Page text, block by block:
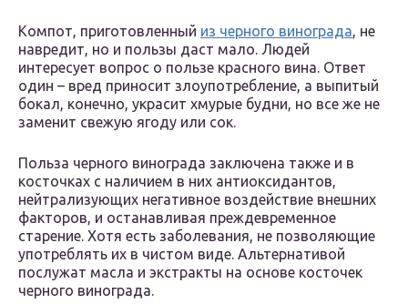
Компот, приготовленный из черного винограда, не
навредит, но и пользы даст мало. Людей
интересует вопрос о пользе красного вина. Ответ
один – вред приносит злоупотребление, а выпитый
бокал, конечно, украсит хмурые будни, но все же не
заменит свежую ягоду или сок.
Польза черного винограда заключена также и в
косточках с наличием в них антиоксидантов,
нейтрализующих негативное воздействие внешних
факторов, и останавливая преждевременное
старение. Хотя есть заболевания, не позволяющие
употреблять их в чистом виде. Альтернативой
послужат масла и экстракты на основе косточек
черного винограда.